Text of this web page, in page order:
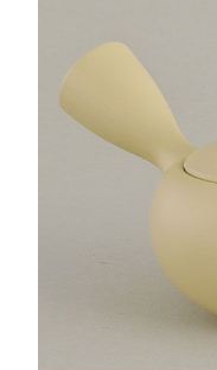
Noren
Platten und Teller
Teebecher und -